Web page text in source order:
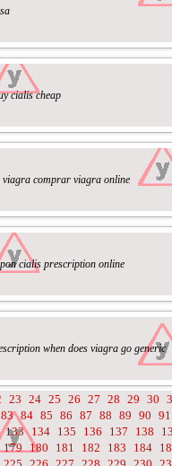
cialis cheap
comprar viagra online
cialis prescription online
when does viagra go generic
23 24 25 26 27 28 29 30
83 84 85 86 87 88 89 90 91
133 134 135 136 137 138
179 180 181 182 183 184